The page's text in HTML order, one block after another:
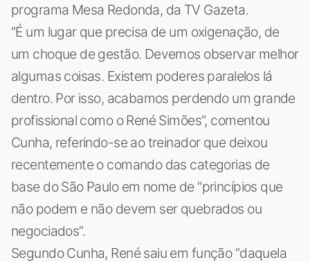
programa Mesa Redonda, da TV Gazeta.
“É um lugar que precisa de um oxigenação, de
um choque de gestão. Devemos observar melhor
algumas coisas. Existem poderes paralelos lá
dentro. Por isso, acabamos perdendo um grande
profissional como o René Simões”, comentou
Cunha, referindo-se ao treinador que deixou
recentemente o comando das categorias de
base do São Paulo em nome de “princípios que
não podem e não devem ser quebrados ou
negociados”.
Segundo Cunha, René saiu em função “daquela